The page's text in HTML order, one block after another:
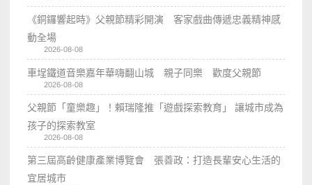
《銅鑼響起時》父親節精彩開演 客家戲曲傳遞忠義精神感
動全場
2026-08-08
車埕鐵道音樂嘉年華嗨翻山城 親子同樂 歡度父親節
2026-08-08
父親節「童樂趣」！賴瑞隆推「遊戲探索教育」 讓城市成為
孩子的探索教室
2026-08-08
第三屆高齡健康產業博覽會 張善政：打造長輩安心生活的
宜居城市